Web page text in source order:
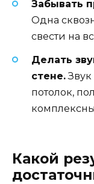
Забывать
Одна
свести на
Делать
стене.Звук
потолок,
Какой